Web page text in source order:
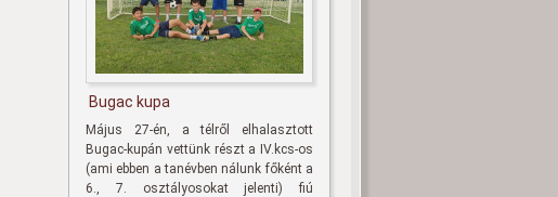
Bugac kupa
Május 27-én, a télről elhalasztott
Bugac-kupán vettünk részt a IV.kcs-os
(ami ebben a tanévben nálunk főként a
6., 7. osztályosokat jelenti) fiú